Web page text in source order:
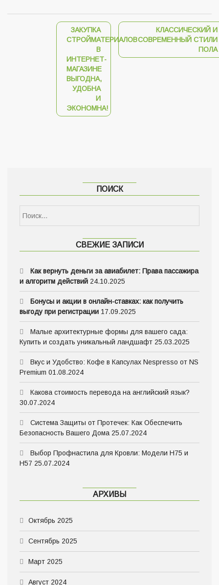
ЗАКУПКА
СТРОЙМАТЕРИАЛОВ
В
ИНТЕРНЕТ-
МАГАЗИНЕ
ВЫГОДНА,
УДОБНА
И
ЭКОНОМНА!
КЛАССИЧЕСКИЙ И
СОВРЕМЕННЫЙ СТИЛИ
ПОЛА
ПОИСК
СВЕЖИЕ ЗАПИСИ
Как вернуть деньги за авиабилет: Права пассажира
и алгоритм действий 24.10.2025
Бонусы и акции в онлайн-ставках: как получить
выгоду при регистрации 17.09.2025
Малые архитектурные формы для вашего сада:
Купить и создать уникальный ландшафт 25.03.2025
Вкус и Удобство: Кофе в Капсулах Nespresso от NS
Premium 01.08.2024
Какова стоимость перевода на английский язык?
30.07.2024
Система Защиты от Протечек: Как Обеспечить
Безопасность Вашего Дома 25.07.2024
Выбор Профнастила для Кровли: Модели Н75 и
Н57 25.07.2024
АРХИВЫ
Октябрь 2025
Сентябрь 2025
Март 2025
Август 2024